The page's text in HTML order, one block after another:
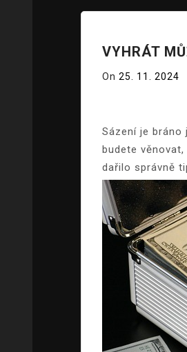
VYHRÁT
On 25. 11. 2024
Sázení je bráno
budete
dařilo správně